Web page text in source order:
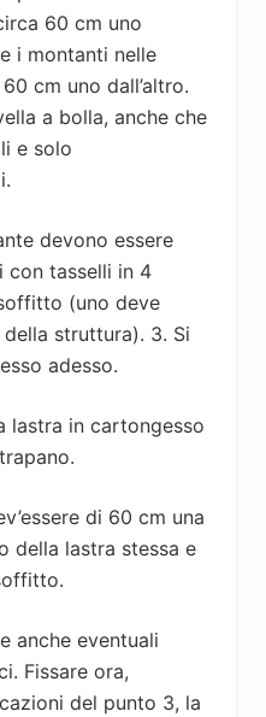
60 cm uno
i montanti nelle
cm uno dall’altro.
a bolla, anche che
e solo
devono essere
con tasselli in 4
(uno deve
struttura). 3. Si
adesso.
lastra in cartongesso
di 60 cm una
della lastra stessa e
anche eventuali
Fissare ora,
del punto 3, la